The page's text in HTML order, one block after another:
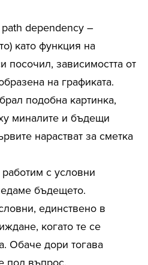
dependency –
като функция на
посочил, зависимостта от
на графиката.
подобна картинка,
миналите и бъдещи
нарастват за сметка
с условни
бъдещето.
единствено в
когато те се
Обаче дори тогава